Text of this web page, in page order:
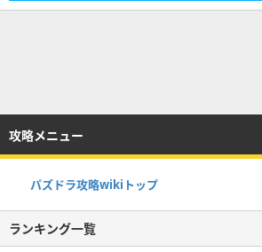
攻略メニュー
パズドラ攻略wikiトップ
ランキング一覧